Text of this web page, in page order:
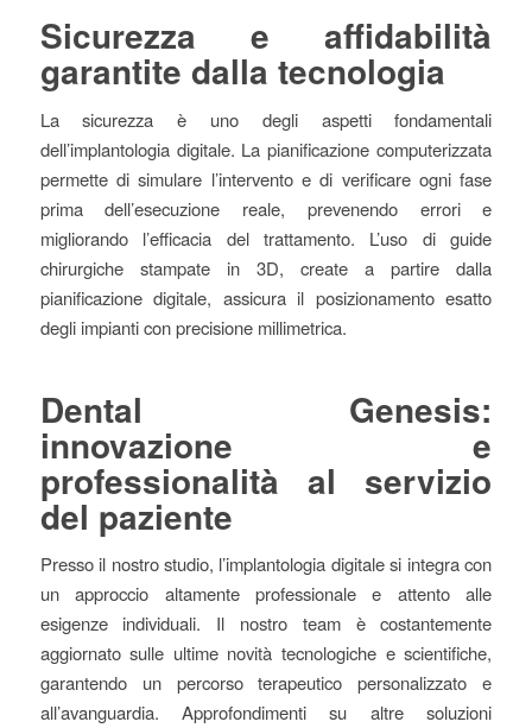
Sicurezza e affidabilità
garantite dalla tecnologia
La sicurezza è uno degli aspetti fondamentali
dell’implantologia digitale. La pianificazione computerizzata
permette di simulare l’intervento e di verificare ogni fase
prima dell’esecuzione reale, prevenendo errori e
migliorando l’efficacia del trattamento. L’uso di guide
chirurgiche stampate in 3D, create a partire dalla
pianificazione digitale, assicura il posizionamento esatto
degli impianti con precisione millimetrica.
Dental Genesis:
innovazione e
professionalità al servizio
del paziente
Presso il nostro studio, l’implantologia digitale si integra con
un approccio altamente professionale e attento alle
esigenze individuali. Il nostro team è costantemente
aggiornato sulle ultime novità tecnologiche e scientifiche,
garantendo un percorso terapeutico personalizzato e
all’avanguardia. Approfondimenti su altre soluzioni